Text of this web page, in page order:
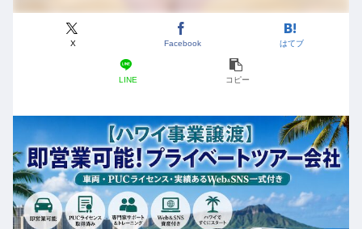
X Facebook はてブ
LINE コピー